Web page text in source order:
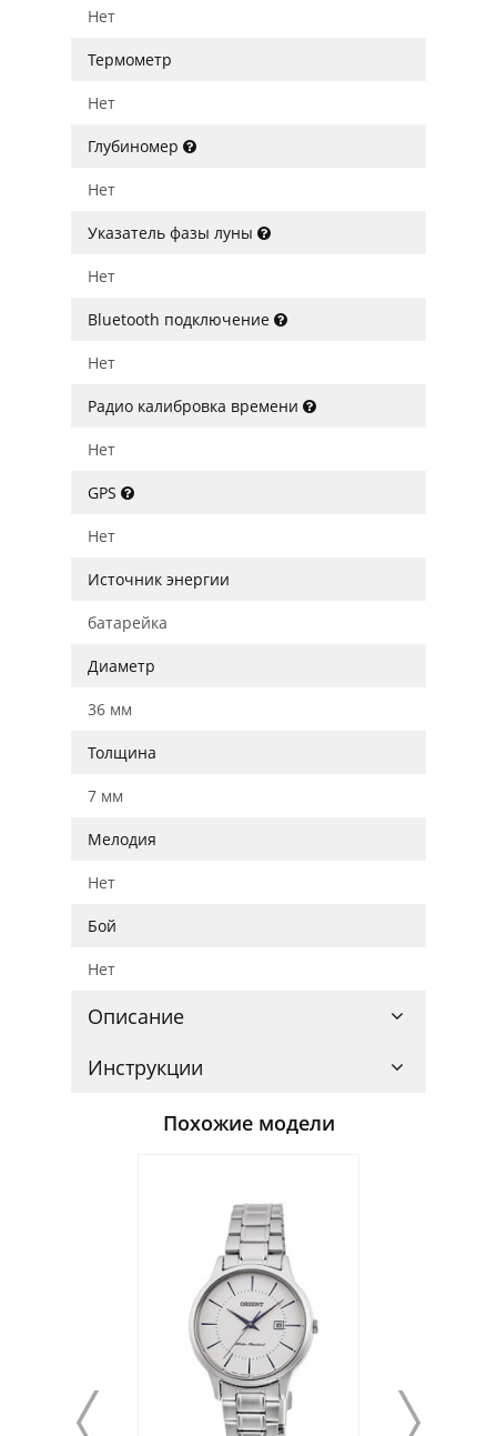
Нет
Термометр
Нет
Глубиномер
Нет
Указатель фазы луны
Нет
Bluetooth подключение
Нет
Радио калибровка времени
Нет
GPS
Нет
Источник энергии
батарейка
Диаметр
36 мм
Толщина
7 мм
Мелодия
Нет
Бой
Нет
Описание
Инструкции
Похожие модели